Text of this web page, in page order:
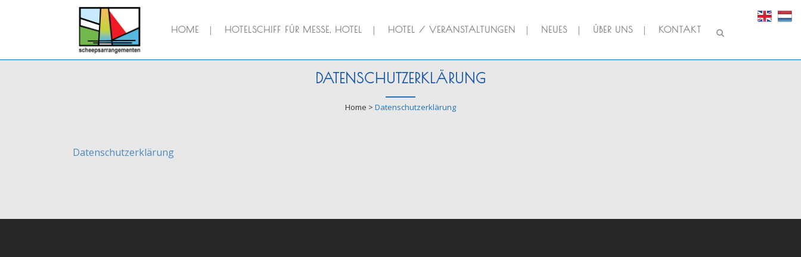
HOME HOTELSCHIFF FÜR MESSE, HOTEL HOTEL / VERANSTALTUNGEN NEUES ÜBER UNS KONTAKT
DATENSCHUTZERKLÄRUNG
Home > Datenschutzerklärung
Datenschutzerklärung